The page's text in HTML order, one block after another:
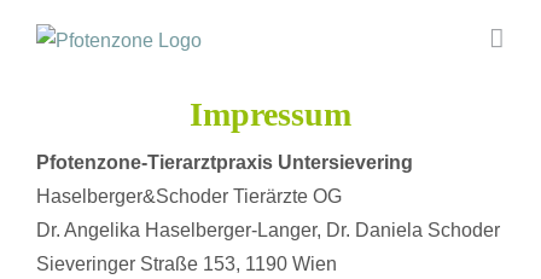
Impressum
Pfotenzone-Tierarztpraxis Untersievering
Haselberger&Schoder Tierärzte OG
Dr. Angelika Haselberger-Langer, Dr. Daniela Schoder
Sieveringer Straße 153, 1190 Wien